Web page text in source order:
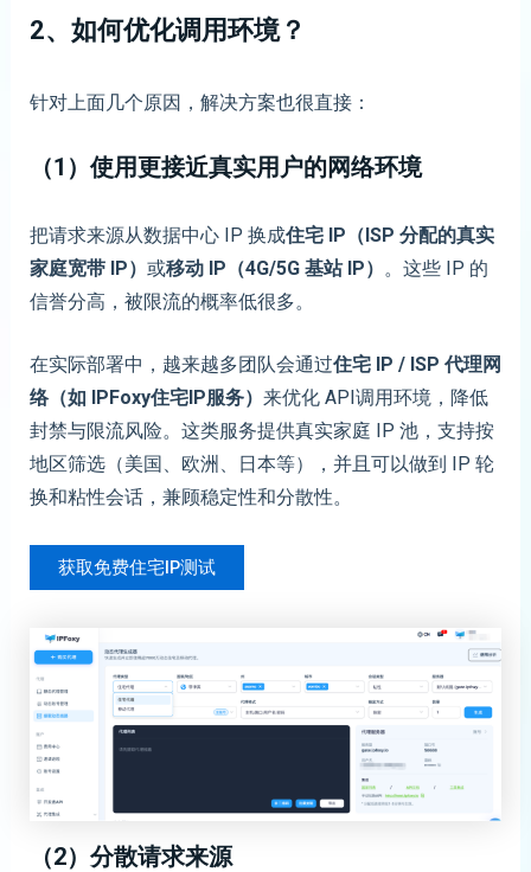
2、 如何优化调用环境？
针对上面几个原因，解决方案也很直接：
（1） 使用更接近真实用户的网络环境
把请求来源从数据中心 IP 换成住宅 IP（ISP 分配的真实
家庭宽带 IP） 或移动 IP（4G/5G 基站 IP） 。这些 IP 的
信誉分高，被限流的概率低很多。
在实际部署中，越来越多团队会通过住宅 IP / ISP 代理网
络（如 IPFoxy住宅IP服务） 来优化 API调用环境，降低
封禁与限流风险。这类服务提供真实家庭 IP 池，支持按
地区筛选（美国、欧洲、日本等），并且可以做到 IP 轮
换和粘性会话，兼顾稳定性和分散性。
获取免费住宅IP测试
（2）分散请求来源